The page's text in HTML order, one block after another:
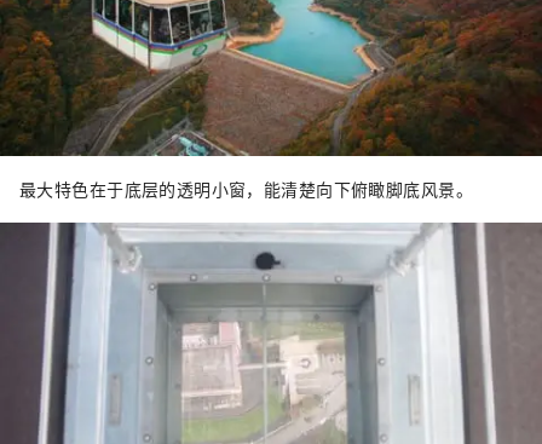
最大特色在于底层的透明小窗，能清楚向下俯瞰脚底风景。